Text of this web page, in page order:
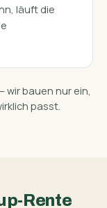
läuft die
wir bauen nur ein,
passt.
Rente